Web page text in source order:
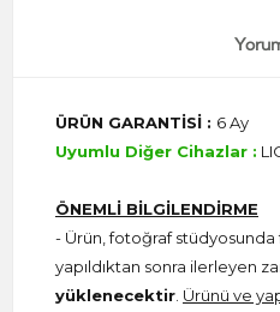
ÜRÜN GARANTİSİ : 6 Ay
Uyumlu Diğer Cihazlar :
ÖNEMLİ BİLGİLENDİRME
- Ürün, fotoğraf
yapıldıktan sonra ilerleyen
yüklenecektir Ürünü ve